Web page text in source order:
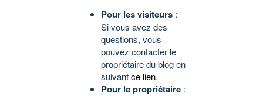
Pour les visiteurs :
Si vous avez des
questions, vous
pouvez contacter le
propriétaire du blog en
suivantce lien.
Pour le propriétaire :